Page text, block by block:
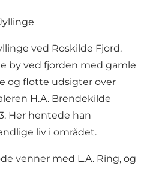
ved Roskilde Fjord.
by ved fjorden med gamle
og flotte udsigter over
H.A. Brendekilde
Her hentede han
liv i området.
venner med L.A. Ring, og